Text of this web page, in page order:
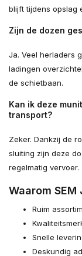
blijft tijdens opslag
Zijn de dozen
Ja. Veel herladers
ladingen
de schietbaan.
Kan ik deze
transport?
Zeker. Dankzij de
sluiting zijn deze
regelmatig vervoer.
Waarom
Ruim
Snelle
Deskundig